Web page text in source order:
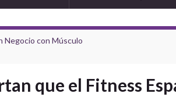
Negocio con Músculo
que el Fitness